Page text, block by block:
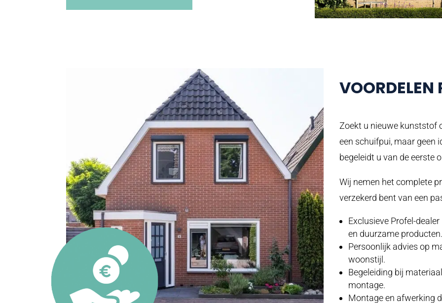
VOORDELEN
Zoekt u nieuwe kunststof
een schuifpui, maar geen
begeleidt u van de eerste
Wij nemen het complete
verzekerd bent van een
Exclusieve Profel-
en duurzame
Persoonlijk advies op
woonstijl.
Begeleiding bij
montage.
Montage en afwerking